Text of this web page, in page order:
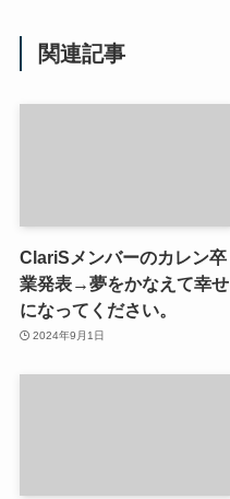
関連記事
ClariSメンバーのカレン卒
業発表→夢をかなえて幸せ
になってください。
2024年9月1日